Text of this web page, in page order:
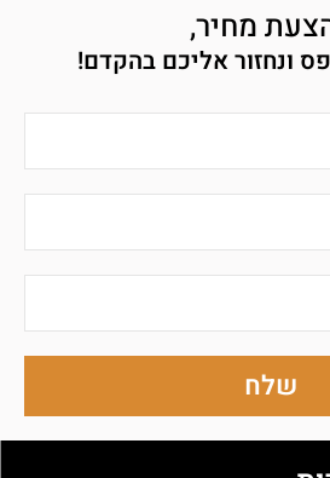
מחיר,
ונחזור אליכם בהקדם!
שלח